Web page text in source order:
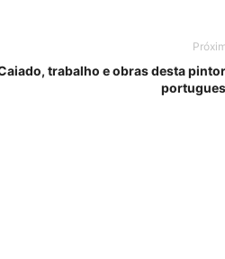
trabalho e obras desta